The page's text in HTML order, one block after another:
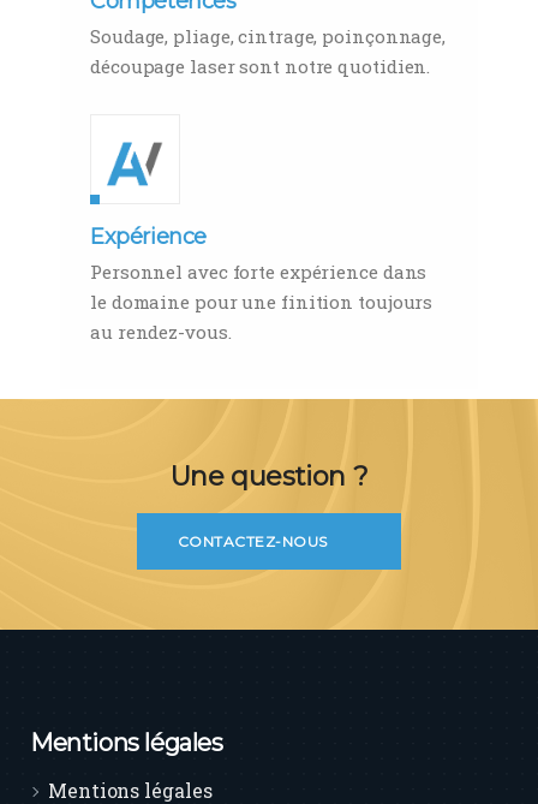
Soudage, pliage, cintrage, poinçonnage,
découpage laser sont notre quotidien.
Expérience
Personnel avec forte expérience dans
le domaine pour une finition toujours
au rendez-vous.
Une question ?
CONTACTEZ-NOUS
Mentions légales
Mentions légales